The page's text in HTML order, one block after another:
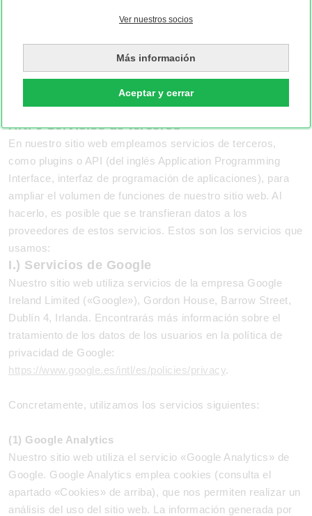
Ver nuestros socios
Más información
Aceptar y cerrar
desactivado la visualización de imágenes por defecto en tu
noticias no se mostrará íntegramente y es posible que no
puedas utilizar todas las funciones. Si haces que se
muestren las imágenes manualmente, el seguimiento antes
mencionado tendrá lugar.
Art. 6 Servicios de terceros
En nuestro sitio web empleamos servicios de terceros,
como plugins o API (del inglés Application Programming
Interface, interfaz de programación de aplicaciones), para
ampliar el volumen de funciones de nuestro sitio web. Al
hacerlo, es posible que se transfieran datos a los
proveedores de estos servicios. Estos son los servicios que
usamos:
I.) Servicios de Google
Nuestro sitio web utiliza servicios de la empresa Google
Ireland Limited («Google»), Gordon House, Barrow Street,
Dublín 4, Irlanda. Encontrarás más información sobre el
tratamiento de los datos de los usuarios en la política de
privacidad de Google:
https://www.google.es/intl/es/policies/privacy.
Concretamente, utilizamos los servicios siguientes:
(1) Google Analytics
Nuestro sitio web utiliza el servicio «Google Analytics» de
Google. Google Analytics emplea cookies (consulta el
apartado «Cookies» de arriba), que nos permiten realizar un
análisis del uso del sitio web. La información generada por